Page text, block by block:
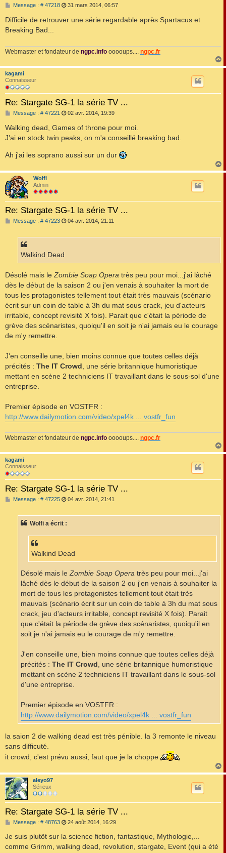
Message : # 47218M
s
s
31 mars 2014, 06:57
Difficile de retrouver une série regardable après Spartacus et
Breaking Bad...
Webmaster et fondateur de ngpc.info ooooups.... ngpc.fr
a
kagami
Connaisseur
Re: Stargate SG-1 la série TV ...
Message : # 47221 M
s
s
a
02 avr. 2014, 19:39
Walking dead, Games of throne pour moi.
J'ai en stock twin peaks, on m'a conseillé breaking bad.
Ah j'ai les soprano aussi sur un dur
a
Wolfi
Admin
Re: Stargate SG-1 la série TV ...
Message : # 47223M
g
04 avr. 2014, 21:11
Walkind Dead
Désolé mais leZombie Soap Opera très peu pour moi...j'ai lâché
dès le début de la saison 2 ou j'en venais à souhaiter la mort de
tous les protagonistes tellement tout était très mauvais (scénario
écrit sur un coin de table à 3h du mat sous crack, jeu d'acteurs
irritable, concept revisité X fois). Parait que c'était la période de
grève des scénaristes, quoiqu'il en soit je n'ai jamais eu le courage
de m'y remettre.
J'en conseille une, bien moins connue que toutes celles déjà
précités : The IT Crowd, une série britannique humoristique
mettant en scène 2 techniciens IT travaillant dans le sous-sol d'une
entreprise.
Premier épisode en VOSTFR :
http://www.dailymotion.com/video/xpel4k ... vostfr_fun
Webmaster et fondateur de ngpc.info ooooups.... ngpc.fr
a
kagami
Connaisseur
Re: Stargate SG-1 la série TV ...
Message : # 47225M
a
e
04 avr. 2014, 21:41
Wolfi a écrit :
Walkind Dead
Désolé mais leZombie Soap Opera très peu pour moi...j'ai
lâché dès le début de la saison 2 ou j'en venais à souhaiter la
mort de tous les protagonistes tellement tout était très
mauvais (scénario écrit sur un coin de table à 3h du mat sous
crack, jeu d'acteurs irritable, concept revisité X fois). Parait
que c'était la période de grève des scénaristes, quoiqu'il en
soit je n'ai jamais eu le courage de m'y remettre.
J'en conseille une, bien moins connue que toutes celles déjà
précités : The IT Crowd , une série britannique humoristique
mettant en scène 2 techniciens IT travaillant dans le sous-sol
d'une entreprise.
Premier épisode en VOSTFR :
http://www.dailymotion.com/video/xpel4k ... vostfr_fun
la saion 2 de walking dead est très pénible. la 3 remonte le niveau
sans difficuté.
it crowd, c'est prévu aussi, faut que je la choppe
a
aleyo97
Sérieux
Re: Stargate SG-1 la série TV ...
Message : # 48763M
s
a
24 août 2014, 16:29
Je suis plutôt sur la science fiction, fantastique, Mythologie,...
comme Grimm, walking dead, revolution, stargate, Event (qui a été